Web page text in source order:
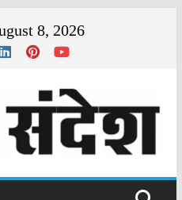
8, 2026